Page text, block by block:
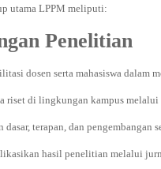
utama LPPM meliputi:
Penelitian
dosen serta mahasiswa dalam
riset di lingkungan kampus
terapan, dan
hasil penelitian melalui